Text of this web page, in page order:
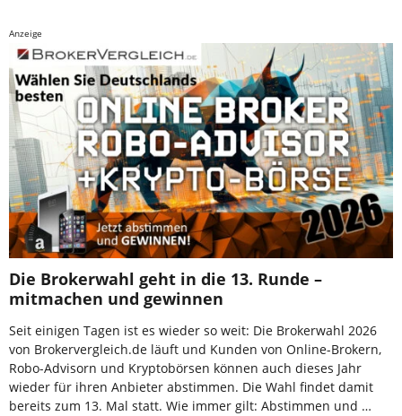
Anzeige
Die Brokerwahl geht in die 13. Runde –
mitmachen und gewinnen
Seit einigen Tagen ist es wieder so weit: Die Brokerwahl 2026
von Brokervergleich.de läuft und Kunden von Online-Brokern,
Robo-Advisorn und Kryptobörsen können auch dieses Jahr
wieder für ihren Anbieter abstimmen. Die Wahl findet damit
bereits zum 13. Mal statt. Wie immer gilt: Abstimmen und …